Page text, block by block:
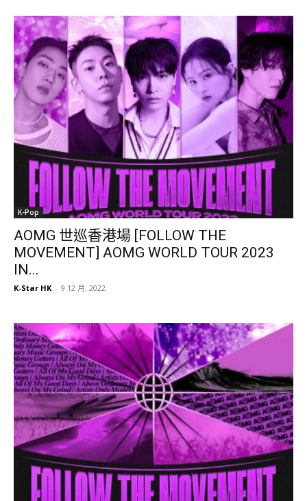
K-Pop
AOMG 世巡香港場 [FOLLOW THE
MOVEMENT] AOMG WORLD TOUR 2023
IN...
K-Star HK - 9 12 月, 2022